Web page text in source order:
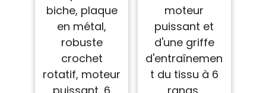
biche, plaque
en métal,
robuste
crochet
rotatif, moteur
moteur
puissant et
d'une griffe
d'entraînemen
t du tissu à 6